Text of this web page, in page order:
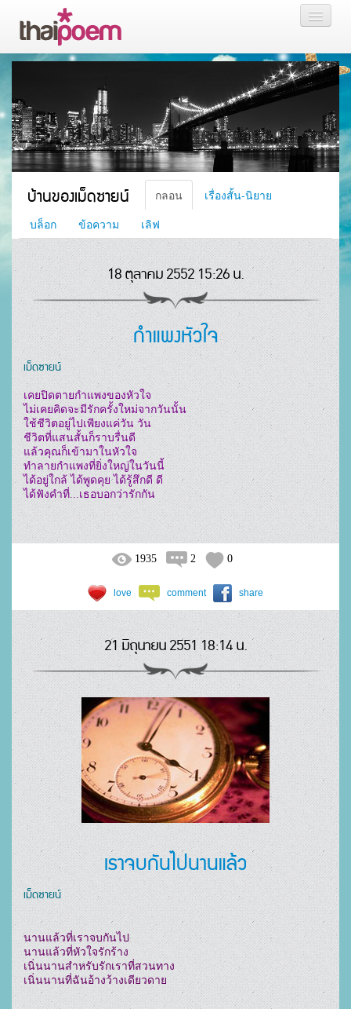
เรื่องสั้น นิยาย
บล็อก
สมาชิก
หน้าส่วนตัว
บ้านของเม็ดซายน์ กลอน
เรื่องสั้น-นิยาย
บล็อก
ข้อความ เลิฟ
18 ตุลาคม 2552 15:26 น.
กำแพงหัวใจ
เม็ดซายน์
เคยปิดตายกำแพงของหัวใจ
ไม่เคยคิดจะมีรักครั้งใหม่จากวันนั้น
ใช้ชีวิตอยู่ไปเพียงแค่วัน วัน
ชีวิตที่แสนสั้นก็ราบรื่นดี
แล้วคุณก็เข้ามาในหัวใจ
ทำลายกำแพงที่ยิ่งใหญ่ในวันนี้
ได้อยู่ใกล้ ได้พูดคุย ได้รู้สึกดี ดี
1935 2 0
love comment share
21 มิถุนายน 2551 18:14 น.
เราจบกันไปนานแล้ว
เม็ดซายน์
นานแล้วที่เราจบกันไป
นานแล้วที่หัวใจรักร้าง
เนิ่นนานสำหรับรักเราที่สวนทาง
เนิ่นนานที่ฉันอ้างว้างเดียวดาย